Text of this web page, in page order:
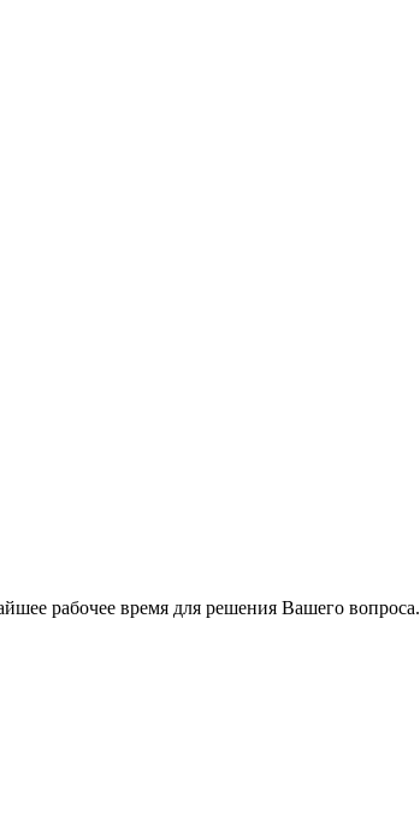
рабочее время для решения Вашего вопроса.